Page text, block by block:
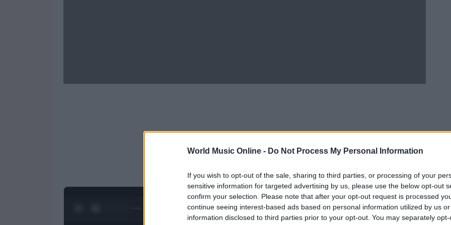
World Music Online - Do Not Process My Personal Information
If you wish to opt-out of the sale, sharing to third parties, or processing of your
sensitive information for targeted advertising by us, please use the below opt-out
confirm your selection. Please note that after your opt-out request is processed
continue seeing interest-based ads based on personal information utilized by us
information disclosed to third parties prior to your opt-out. You may separately
1/4 POWERED BYAdhubMedia